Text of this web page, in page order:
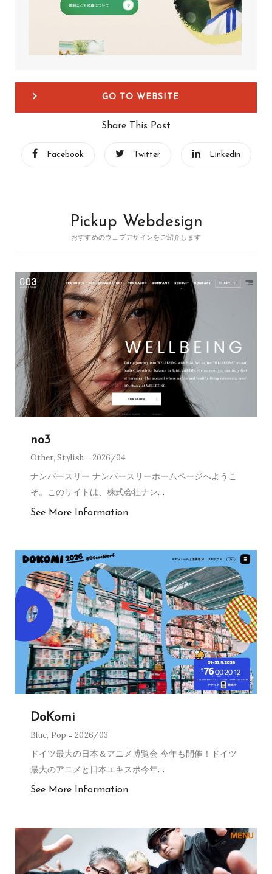
GO TO WEBSITE
Share This Post
Facebook Twitter Linkedin
Pickup Webdesign
おすすめのウェブデザインをご紹介します
no3
Other,Stylish 2026/04
ナンバースリー ナンバースリーホームページへようこ
そ。このサイトは、株式会社ナン…
See More Information
DoKomi
Blue, Pop 2026/03
ドイツ最大の日本＆アニメ博覧会 今年も開催！ドイツ
最大のアニメと日本エキスポ今年…
See More Information